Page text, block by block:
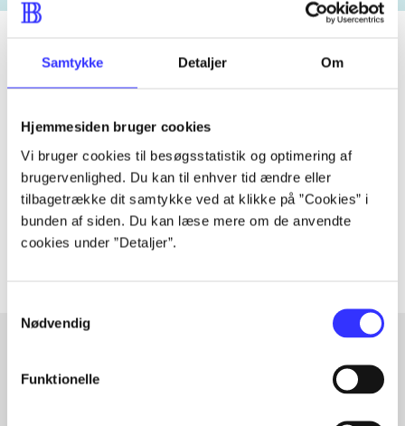
Samtykke Detaljer Om
Hjemmesiden bruger cookies
Vi bruger cookies til besøgsstatistik og optimering af
brugervenlighed. Du kan til enhver tid ændre eller
tilbagetrække dit samtykke ved at klikke på ”Cookies” i
bunden af siden. Du kan læse mere om de anvendte
cookies under ”Detaljer”.
Nødvendig
Funktionelle
Artiklen er en del af
lorem ipsum dolor sit amet ...
Tidsskrift
Artiklerne i handler ofte om
Artikler med samme emner